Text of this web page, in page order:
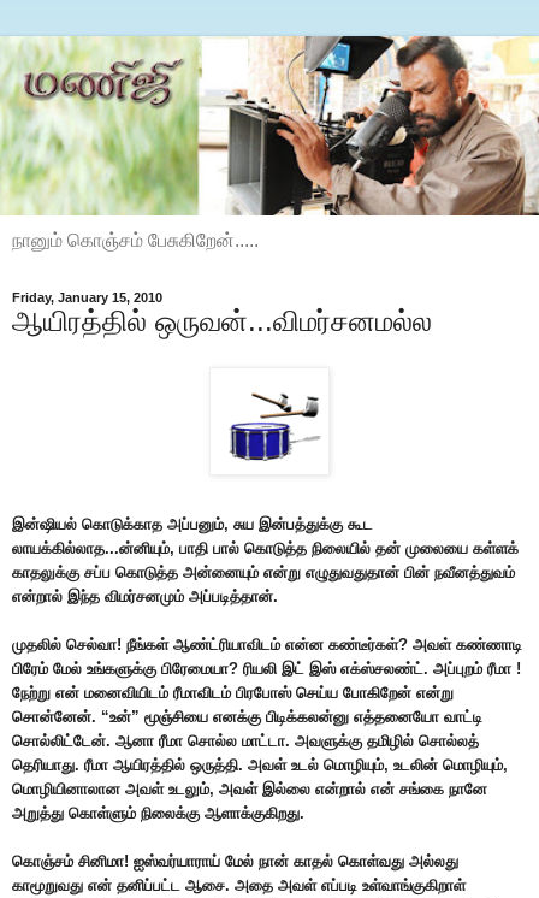
நானும் கொஞ்சம் பேசுகிறேன்.....
Friday, January 15, 2010
ஆயிரத்தில் ஒருவன்...விமர்சனமல்ல
இன்ஷியல் கொடுக்காத அப்பனும், சுய இன்பத்துக்கு கூட
லாயக்கில்லாத...ன்னியும், பாதி பால் கொடுத்த நிலையில் தன் முலையை கள்ளக்
காதலுக்கு சப்ப கொடுத்த அன்னையும் என்று எழுதுவதுதான் பின் நவீனத்துவம்
என்றால் இந்த விமர்சனமும் அப்படித்தான்.
முதலில் செல்வா! நீங்கள் ஆண்ட்ரியாவிடம் என்ன கண்டீர்கள்? அவள் கண்ணாடி
பிரேம் மேல் உங்களுக்கு பிரேமையா? ரியலி இட் இஸ் எக்ஸ்சலண்ட். அப்புறம் ரீமா !
நேற்று என் மனைவியிடம் ரீமாவிடம் பிரபோஸ் செய்ய போகிறேன் என்று
சொன்னேன். “உன்” மூஞ்சியை எனக்கு பிடிக்கலன்னு எத்தனையோ வாட்டி
சொல்லிட்டேன். ஆனா ரீமா சொல்ல மாட்டா. அவளுக்கு தமிழில் சொல்லத்
தெரியாது. ரீமா ஆயிரத்தில் ஒருத்தி. அவள் உடல் மொழியும், உடலின் மொழியும்,
மொழியினாலான அவள் உடலும், அவள் இல்லை என்றால் என் சங்கை நானே
அறுத்து கொள்ளும் நிலைக்கு ஆளாக்குகிறது.
கொஞ்சம் சினிமா! ஐஸ்வர்யாராய் மேல் நான் காதல் கொள்வது அல்லது
காமூறுவது என் தனிப்பட்ட ஆசை. அதை அவள் எப்படி உள்வாங்குகிறாள்